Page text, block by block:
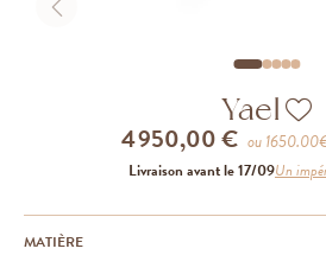
Yael
4 950,00 € ou1650.00
Livraison avant le 17/09Un
MATIÈRE